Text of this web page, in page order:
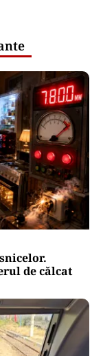
de călcat